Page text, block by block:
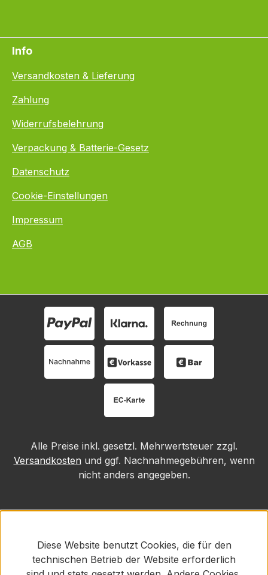
Info
Versandkosten & Lieferung
Zahlung
Widerrufsbelehrung
Verpackung & Batterie-Gesetz
Datenschutz
Cookie-Einstellungen
Impressum
AGB
Alle Preise inkl. gesetzl. Mehrwertsteuer zzgl.
Versandkosten und ggf. Nachnahmegebühren, wenn
nicht anders angegeben.
Diese Website benutzt Cookies, die für den
technischen Betrieb der Website erforderlich